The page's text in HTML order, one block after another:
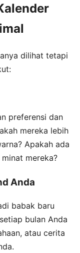
dilihat tetapi
preferensi dan
mereka lebih
Apakah ada
mereka?
Anda
babak baru
bulan Anda
atau cerita